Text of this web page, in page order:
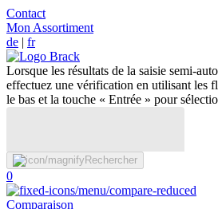
Contact
Mon Assortiment
de | fr
Lorsque les résultats de la saisie semi-
effectuez une vérification en utilisant les
le bas et la touche « Entrée » pour
Rechercher
0
Comparaison